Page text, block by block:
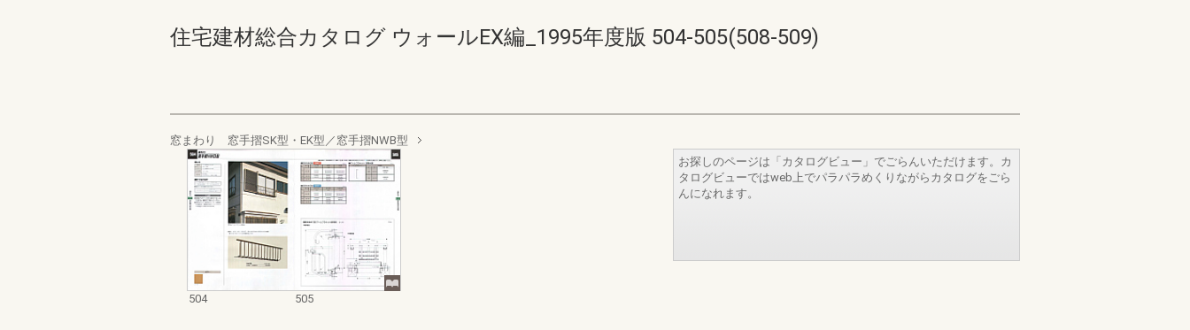
住宅建材総合カタログ ウォールEX編_1995年度版 504-505(508-509)
窓まわり 窓手摺SK型・EK型／窓手摺NWB型
504 505
お探しのページは「カタログビュー」でごらんいただけます。カ
タログビューではweb上でパラパラめくりながらカタログをごら
んになれます。